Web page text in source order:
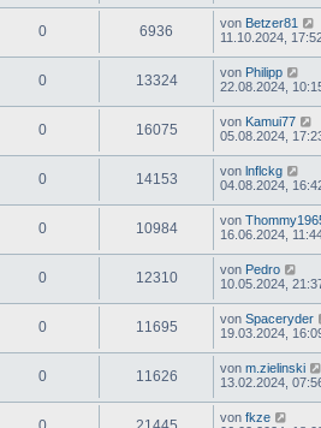
0 6936 von Betzer81
11.10.2024,
0 13324 von Philipp
22.08.2024,
0 16075 von Kamui77
05.08.2024,
0 14153 von lnflckg
04.08.2024,
0 10984 von
16.06.2024,
0 12310 von Pedro
10.05.2024,
0 11695 von Spaceryder
19.03.2024,
0 11626 von m.zielinski
13.02.2024,
von fkze